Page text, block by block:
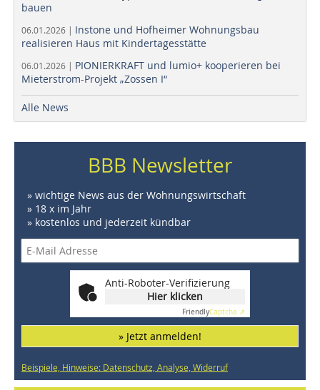
bauen
06.01.2026 | Instone und Hofheimer Wohnungsbau
realisieren Haus mit Kindertagesstätte
06.01.2026 | PIONIERKRAFT und lumio+ kooperieren bei
Mieterstrom-Projekt „Zossen I“
Alle News
BBB Newsletter
» wichtige News aus der Wohnungswirtschaft
» 18 x im Jahr
» kostenlos und jederzeit kündbar
Anti-Roboter-Verifizierung
Hier klicken
FriendlyCaptcha ⇗
» Jetzt anmelden!
Beispiele, Hinweise: Datenschutz, Analyse, Widerruf